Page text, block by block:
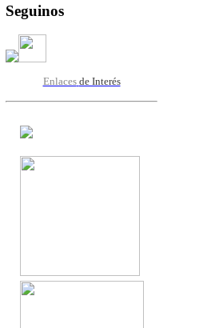
Seguinos
Enlaces de Interés